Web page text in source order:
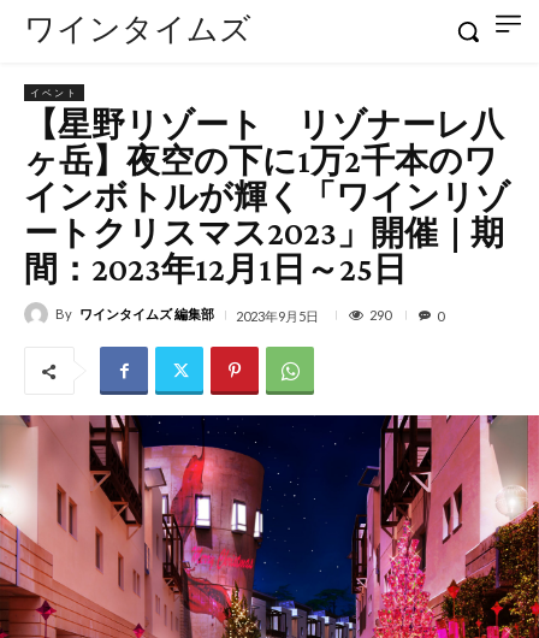
ワインタイムズ
イベント
【星野リゾート リゾナーレ八
ヶ岳】夜空の下に1万2千本のワ
インボトルが輝く「ワインリゾ
ートクリスマス2023」開催｜期
間：2023年12月1日～25日
By ワインタイムズ 編集部 2023年9月5日 290 0